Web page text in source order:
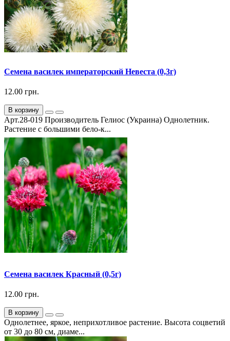
Семена василек императорский Невеста (0,3г)
12.00 грн.
В корзину
Арт.28-019 Производитель Гелиос (Украина) Однолетник.
Растение с большими бело-к...
Семена василек Красный (0,5г)
12.00 грн.
В корзину
Однолетнее, яркое, неприхотливое растение. Высота соцветий
от 30 до 80 см, диаме...